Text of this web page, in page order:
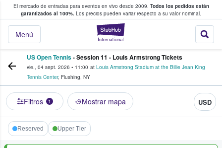
El mercado de entradas para eventos en vivo desde 2009. Todos los pedidos están
garantizados al 100%. Los precios pueden variar respecto a su valor nominal.
StubHub:
Menú
y venta de entradas entre fans
US Open Tennis- Session 11 - Louis Armstrong Tickets
vie., 04 sept. 2026 • 11:00 at Louis Armstrong Stadium at the Billie Jean King
Tennis Center, Flushing, NY
Filtros 1 Mostrar mapa USD
Reserved Upper Tier